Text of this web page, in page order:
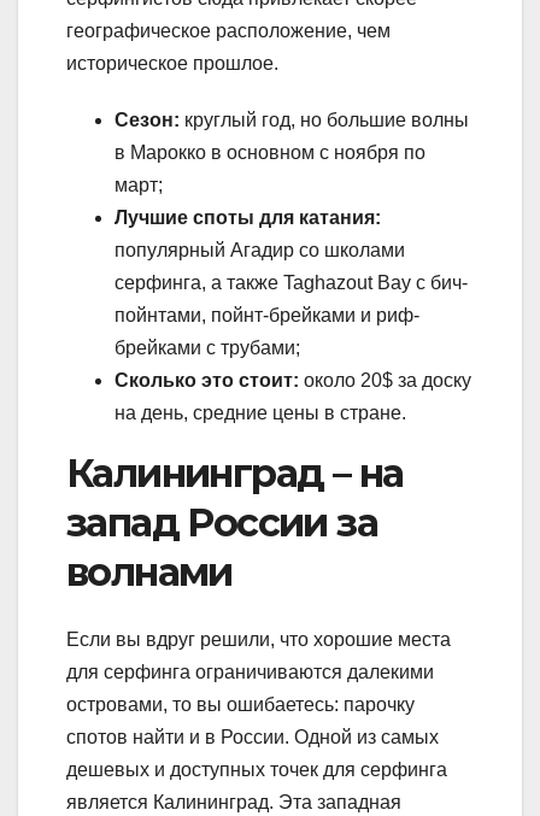
географическое расположение, чем
историческое прошлое.
Сезон: круглый год, но большие волны
в Марокко в основном с ноября по
март;
Лучшие споты для катания:
популярный Агадир со школами
серфинга, а также Taghazout Bay с бич-
пойнтами, пойнт-брейками и риф-
брейками с трубами;
Сколько это стоит: около 20$ за доску
на день, средние цены в стране.
Калининград – на
запад России за
волнами
Если вы вдруг решили, что хорошие места
для серфинга ограничиваются далекими
островами, то вы ошибаетесь: парочку
спотов найти и в России. Одной из самых
дешевых и доступных точек для серфинга
является Калининград. Эта западная